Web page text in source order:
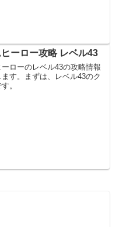
ーロー攻略 レベル43
ローのレベル43の攻略情報
す。まずは、レベル43のク
。